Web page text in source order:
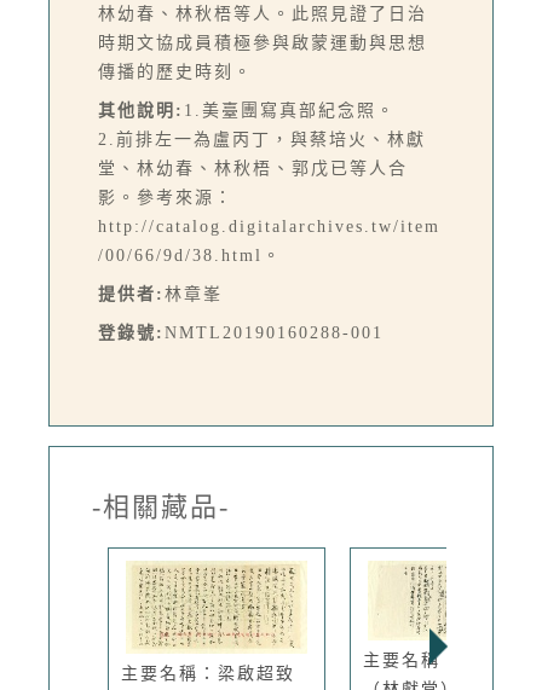
林幼春、林秋梧等人。此照見證了日治
時期文協成員積極參與啟蒙運動與思想
傳播的歷史時刻。
其他說明: 1.美臺團寫真部紀念照。
2.前排左一為盧丙丁，與蔡培火、林獻
堂、林幼春、林秋梧、郭戊已等人合
影。參考來源：
http://catalog.digitalarchives.tw/item
/00/66/9d/38.html。
提供者: 林章峯
登錄號: NMTL20190160288-001
-相關藏品-
主要名稱：梁啟超致
主要名稱：林朝琛